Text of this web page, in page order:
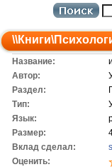
\\Книги\
Название:
Автор:
Раздел:
Тип:
Язык:
Размер:
Вклад сделал:
Оценить: